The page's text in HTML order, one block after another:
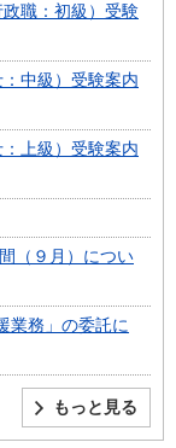
職：初級）受験
中級）受験案内
上級）受験案内
（９月）につい
業務」の委託に
もっと見る